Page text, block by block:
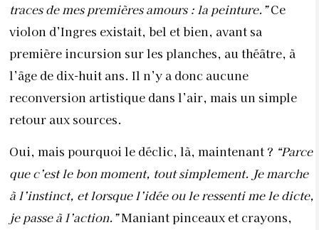
traces de mes premières amours : la peinture.”Ce
violon d’Ingres existait, bel et bien, avant sa
première incursion sur les planches, au théâtre, à
l’âge de dix-huit ans. Il n’y a donc aucune
reconversion artistique dans l’air, mais un simple
retour aux sources.
Oui, mais pourquoi le déclic, là, maintenant ? “Parce
que c’est le bon moment, tout simplement. Je marche
à l’instinct, et lorsque l’idée ou le ressenti me le dicte,
je passe à l’action.”Maniant pinceaux et crayons,